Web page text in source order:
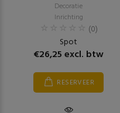
Decoratie
Inrichting
(0)
Spot
€26,25 excl. btw
RESERVEER